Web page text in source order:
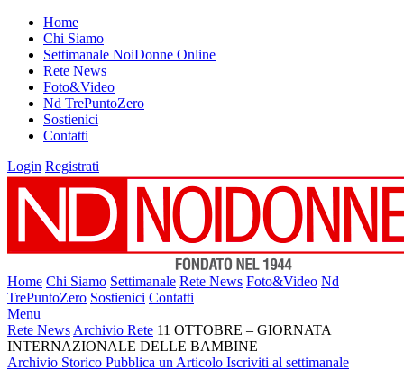
Home
Chi Siamo
Settimanale NoiDonne Online
Rete News
Foto&Video
Nd TrePuntoZero
Sostienici
Contatti
Login Registrati
Home Chi Siamo Settimanale Rete News Foto&Video Nd
TrePuntoZero Sostienici Contatti
Menu
Rete News Archivio Rete 11 OTTOBRE – GIORNATA
INTERNAZIONALE DELLE BAMBINE
Archivio Storico Pubblica un Articolo Iscriviti al settimanale